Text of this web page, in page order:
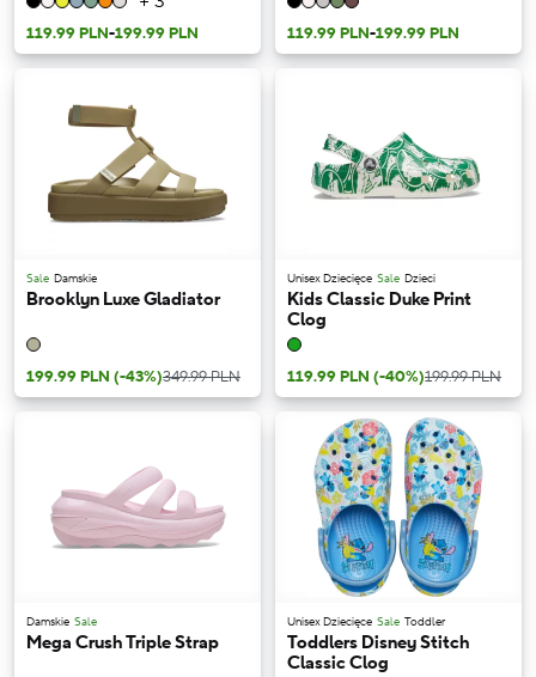
119.99 PLN-199.99 PLN 119.99 PLN-199.99 PLN
Sale Damskie
Brooklyn Luxe Gladiator
199.99 PLN (-43%)349.99 PLN
Unisex Dziecięce Sale Dzieci
Kids Classic Duke Print
Clog
119.99 PLN (-40%)199.99 PLN
Damskie Sale
Mega Crush Triple Strap
Unisex Dziecięce Sale Toddler
Toddlers Disney Stitch
Classic Clog